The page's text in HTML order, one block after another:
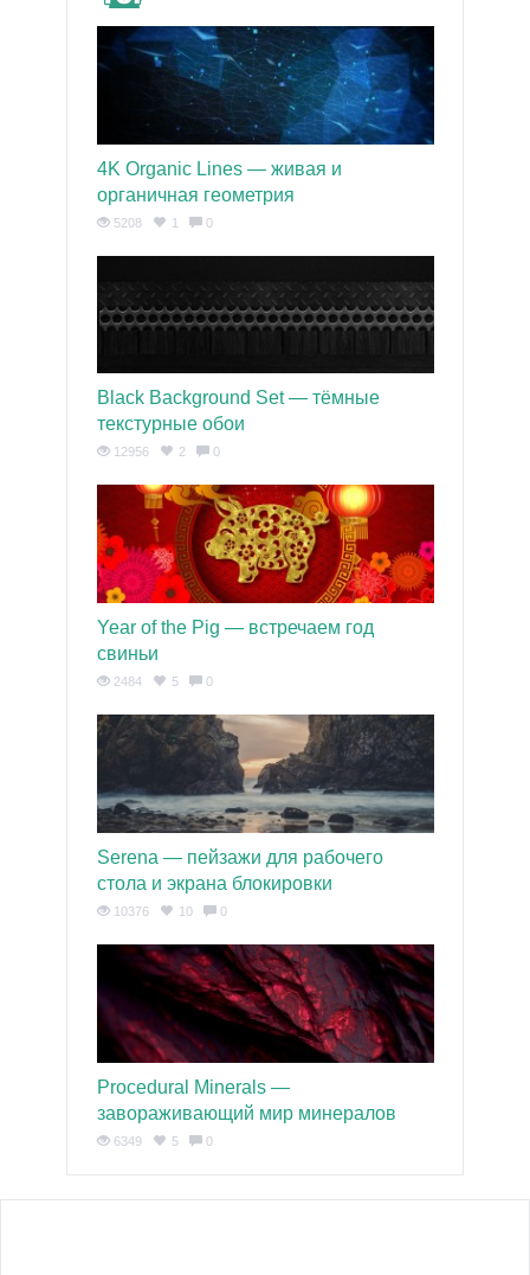
4K Organic Lines — живая и
органичная геометрия
5208 1 0
Black Background Set — тёмные
текстурные обои
12956 2 0
Year of the Pig — встречаем год
свиньи
2484 5 0
Serena — пейзажи для рабочего
стола и экрана блокировки
10376 10 0
Procedural Minerals —
завораживающий мир минералов
6349 5 0